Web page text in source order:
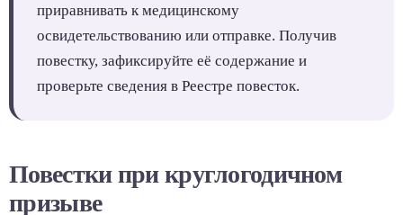
приравнивать к медицинскому
освидетельствованию или отправке. Получив
повестку, зафиксируйте её содержание и
проверьте сведения в Реестре повесток.
Повестки при круглогодичном
призыве